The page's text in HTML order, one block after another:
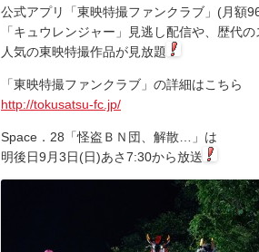
公式アプリ「東映特撮ファンクラブ」(月額
「キュウレンジャー」見逃し配信や、歴代
人気の東映特撮作品が見放題
「東映特撮ファンクラブ」の詳細はこちら
http://tokusatsu-fc.jp/
Space．28「怪盗ＢＮ団、解散…」は
明後日9月3日(日)あさ7:30から放送